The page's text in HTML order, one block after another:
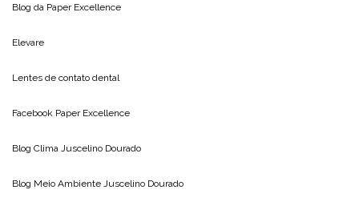
Blog da Paper Excellence
Elevare
Lentes de contato dental
Facebook Paper Excellence
Blog Clima Juscelino Dourado
Blog Meio Ambiente Juscelino Dourado